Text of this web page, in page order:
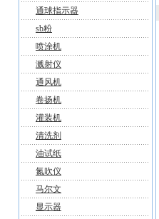
通球指示器
sb粉
喷涂机
溅射仪
通风机
卷扬机
灌装机
清洗剂
油试纸
氮吹仪
马尔文
显示器